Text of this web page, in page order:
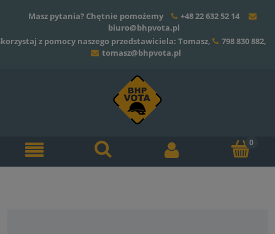
Masz pytania? Chętnie pomożemy
+48 22 632 52 14
biuro@bhpvota.pl
z pomocy naszego przedstawiciela: Tomasz,
798 830 882,
tomasz@bhpvota.pl